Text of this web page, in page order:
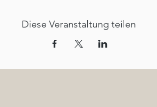
Diese Veranstaltung teilen